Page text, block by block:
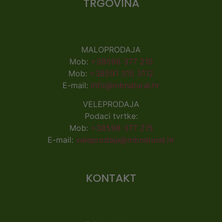
TRGOVINA
MALOPRODAJA
Mob: +38598 377 215
Mob: +38591 315 3112
E-mail: info@mbnatural.hr
VELEPRODAJA
Podaci tvrtke:
Mob: +38598 377 215
E-mail: veleprodaja@mbnatural.hr
KONTAKT